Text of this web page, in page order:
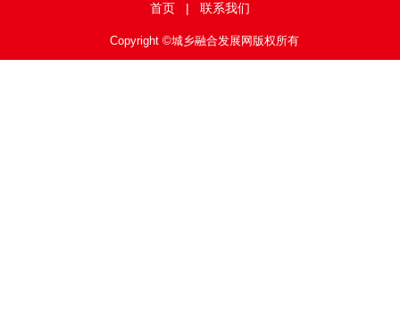
首页 | 联系我们
Copyright ©城乡融合发展网版权所有